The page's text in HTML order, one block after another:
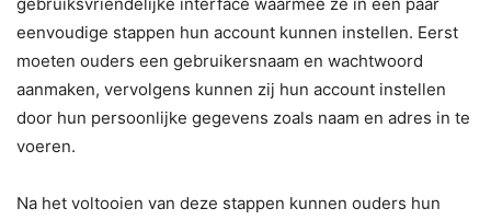
eenvoudige stappen hun account kunnen instellen. Eerst
moeten ouders een gebruikersnaam en wachtwoord
aanmaken, vervolgens kunnen zij hun account instellen
door hun persoonlijke gegevens zoals naam en adres in te
voeren.
Na het voltooien van deze stappen kunnen ouders hun